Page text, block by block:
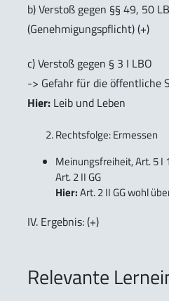
b) Verstoß gegen §§ 49, 50
(Genehmigungspflicht) (+)
c) Verstoß gegen § 3 I LBO
-> Gefahr für die öffentliche
Hier: Leib und Leben
Rechtsfolge: Ermessen
Meinungsfreiheit, Art. 5 I
Art. 2 II GG
Hier:Art. 2 II GG wohl
IV. Ergebnis: (+)
Relevante